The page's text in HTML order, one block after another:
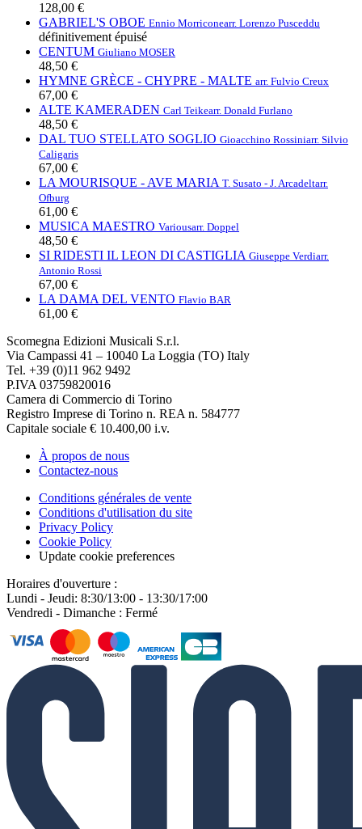
128,00 €
GABRIEL'S OBOE Ennio Morriconearr. Lorenzo Pusceddu
définitivement épuisé
CENTUM Giuliano MOSER
48,50 €
HYMNE GRÈCE - CHYPRE - MALTE arr. Fulvio Creux
67,00 €
ALTE KAMERADEN Carl Teikearr. Donald Furlano
48,50 €
DAL TUO STELLATO SOGLIO Gioacchino Rossiniarr. Silvio
Caligaris
67,00 €
LA MOURISQUE - AVE MARIA T. Susato - J. Arcadeltarr.
Ofburg
61,00 €
MUSICA MAESTRO Variousarr. Doppel
48,50 €
SI RIDESTI IL LEON DI CASTIGLIA Giuseppe Verdiarr.
Antonio Rossi
67,00 €
LA DAMA DEL VENTO Flavio BAR
61,00 €
Scomegna Edizioni Musicali S.r.l.
Via Campassi 41 – 10040 La Loggia (TO) Italy
Tel. +39 (0)11 962 9492
P.IVA 03759820016
Camera di Commercio di Torino
Registro Imprese di Torino n. REA n. 584777
Capitale sociale € 10.400,00 i.v.
À propos de nous
Contactez-nous
Conditions générales de vente
Conditions d'utilisation du site
Privacy Policy
Cookie Policy
Update cookie preferences
Horaires d'ouverture :
Lundi - Jeudi: 8:30/13:00 - 13:30/17:00
Vendredi - Dimanche : Fermé